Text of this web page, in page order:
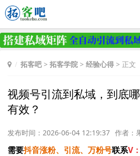
拓客吧> 拓客学院 > 经验心得 > 正文
视频号引流到私域，到底
有效？
发布时间：2026-06-04 12:19:37 作者：
需要抖音涨粉、引流、万粉号联系V